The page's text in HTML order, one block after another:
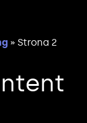
» Strona 2